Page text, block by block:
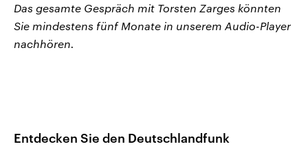
Das gesamte Gespräch mit Torsten Zarges könnten
Sie mindestens fünf Monate in unserem Audio-Player
nachhören.
Entdecken Sie den Deutschlandfunk